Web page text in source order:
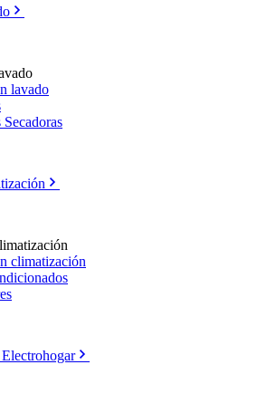
lavado
climatización